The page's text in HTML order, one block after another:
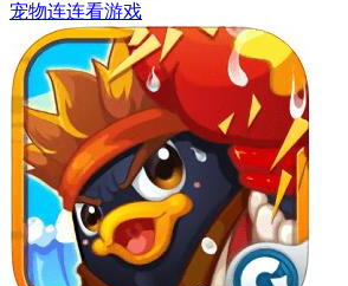
宠物连连看游戏